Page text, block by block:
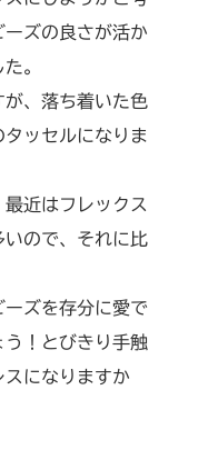
ーズの良さが活か
。
が、落ち着いた色
ッセルになりま
近はフレックス
いので、それに比
ズを存分に愛で
！とびきり手触
スになりますか